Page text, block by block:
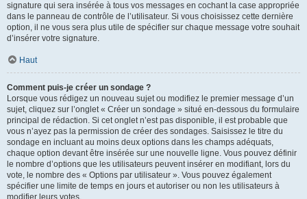
signature qui sera insérée à tous vos messages en cochant la case appropriée
dans le panneau de contrôle de l’utilisateur. Si vous choisissez cette dernière
option, il ne vous sera plus utile de spécifier sur chaque message votre souhait
d’insérer votre signature.
Haut
Comment puis-je créer un sondage ?
Lorsque vous rédigez un nouveau sujet ou modifiez le premier message d’un
sujet, cliquez sur l’onglet « Créer un sondage » situé en-dessous du formulaire
principal de rédaction. Si cet onglet n’est pas disponible, il est probable que
vous n’ayez pas la permission de créer des sondages. Saisissez le titre du
sondage en incluant au moins deux options dans les champs adéquats,
chaque option devant être insérée sur une nouvelle ligne. Vous pouvez définir
le nombre d’options que les utilisateurs peuvent insérer en modifiant, lors du
vote, le nombre des « Options par utilisateur ». Vous pouvez également
spécifier une limite de temps en jours et autoriser ou non les utilisateurs à
modifier leurs votes.